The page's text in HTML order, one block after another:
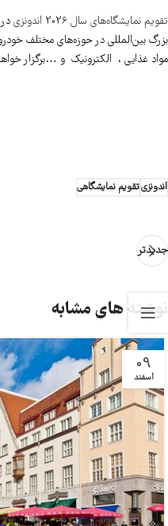
تقویم نمایشگاه‌های سال 2026 اندونزی
بزرگ بین‌المللی در حوزه‌های مختلف
مواد غذایی ، الکترونیک و …برگزار
اندونزیتقویم نمایشگاهی
جدیدتر
نوشته های مشابه
09
اسفند